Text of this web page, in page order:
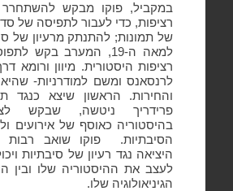
במקביל, פוקו מבקש
רציפות, כדי לעבור לתפיסה של
של תמונות; להתנתק מרעיון של
למאה ה-19, המערב בקש
רציפות היסטורית. מיוון ורומא
לרנסאנס ומשם למודרניות-
והחירות. הראשון שיצא כנגד
פרידריך ניטשה, שבקש
בהיסטוריה כאוסף של אירועים
הסיבתיות.
פוקו שואב
היציאה נגד רעיון של סיבתיות
לעצב את ההיסטוריה שלו ובין
הגיניאולוגיה שלו.